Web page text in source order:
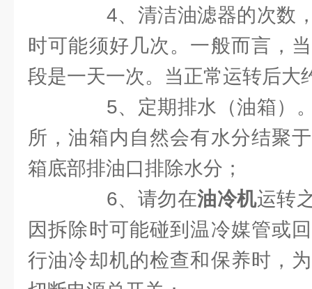
4、清洁油滤器的次数，
时可能须好几次。一般而言，
段是一天一次。当正常运转后大
5、定期排水（油箱）。
所，油箱内自然会有水分结聚
箱底部排油口排除水分；
6、请勿在油冷机运转
因拆除时可能碰到温冷媒管或
行油冷却机的检查和保养时，